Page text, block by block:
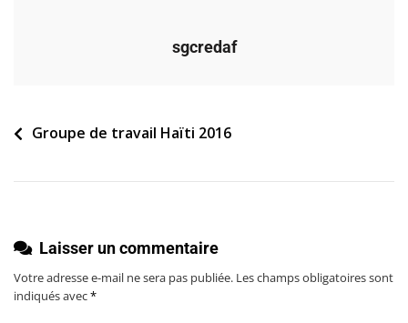
sgcredaf
Navigation
l’article
Groupe de travail Haïti 2016
Laisser un commentaire
Votre adresse e-mail ne sera pas publiée. Les champs obligatoires sont
indiqués avec*